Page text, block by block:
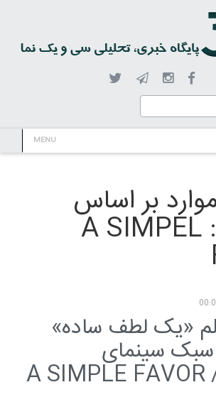
MENU
بر اساس
برچسب: A SIMPEL
«یک لطف ساده»
سبک سینمای
هیچکاک/ A SIMPLE FAVOR